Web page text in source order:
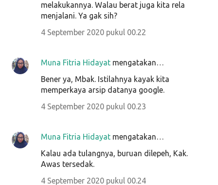
melakukannya. Walau berat juga kita rela
menjalani. Ya gak sih?
4 September 2020 pukul 00.22
Muna Fitria Hidayat mengatakan…
Bener ya, Mbak. Istilahnya kayak kita
memperkaya arsip datanya google.
4 September 2020 pukul 00.23
Muna Fitria Hidayat mengatakan…
Kalau ada tulangnya, buruan dilepeh, Kak.
Awas tersedak.
4 September 2020 pukul 00.24